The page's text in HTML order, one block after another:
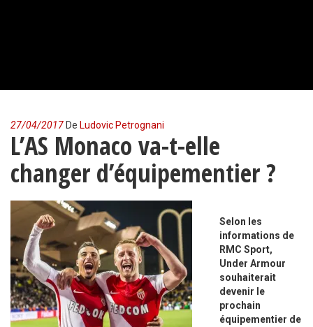
27/04/2017 De Ludovic Petrognani
L’AS Monaco va-t-elle
changer d’équipementier ?
Selon les
informations de
RMC Sport,
Under Armour
souhaiterait
devenir le
prochain
équipementier de